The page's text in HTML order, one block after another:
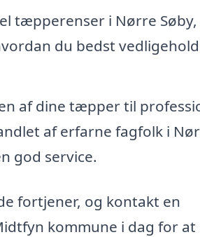
tæpperenser i Nørre
du bedst
af dine tæpper til
af erfarne fagfolk i
god service.
fortjener, og kontakt en
kommune i dag for at